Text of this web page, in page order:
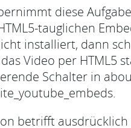
diese
tauglichen
installiert, dann
Video per HTML5
Schalter in
betrifft